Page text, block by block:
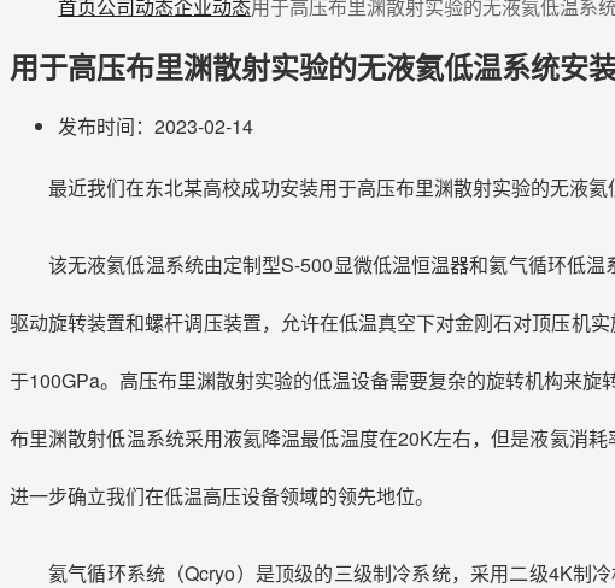
首页公司动态企业动态用于高压布里渊散射实验的无液氦低温系
用于高压布里渊散射实验的无液氦低温系统安
发布时间：2023-02-14
最近我们在东北某高校成功安装用于高压布里渊散射实验的无液氦
该无液氦低温系统由定制型S-500显微低温恒温器和氦气循环低
驱动旋转装置和螺杆调压装置，允许在低温真空下对金刚石对顶压机
于100GPa。高压布里渊散射实验的低温设备需要复杂的旋转机构来
布里渊散射低温系统采用液氦降温最低温度在20K左右，但是液氦消
进一步确立我们在低温高压设备领域的领先地位。
氦气循环系统（Qcryo）是顶级的三级制冷系统，采用二级4K制